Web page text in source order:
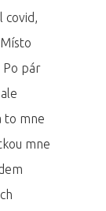
Po pár
to mne
mne